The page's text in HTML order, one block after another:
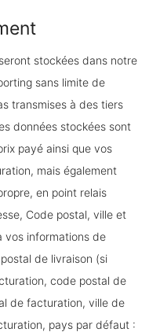
stockées dans notre
sans limite de
transmises à des tiers
données stockées sont
payé ainsi que vos
mais également
en point relais
Code postal, ville et
vos informations de
de livraison (si
code postal de
de facturation, ville de
pays par défaut :